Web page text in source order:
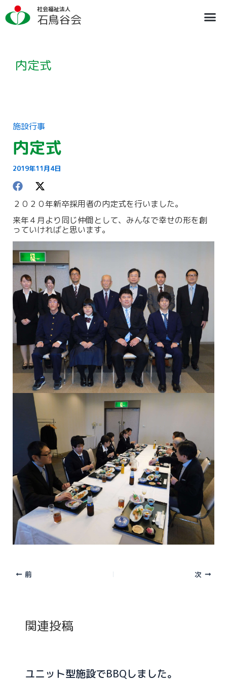
容
を
社会福祉法人
石鳥谷会
内定式
施設行事
内定式
2019年11月4日
２０２０年新卒採用者の内定式を行いました。
来年４月より同じ仲間として、みんなで幸せの形を創
っていければと思います。
前 次
関連投稿
ユニット型施設でBBQしました。
ア
ー
カ